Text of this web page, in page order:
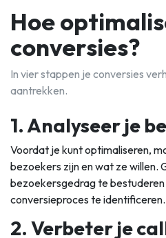
Hoe
conversies?
In vier stappen je conversies
aantrekken.
1. Analyseer je
Voordat je kunt optimaliseren,
bezoekers zijn en wat ze willen.
bezoekersgedrag te bestuderen
conversieproces te identificeren.
2. Verbeter je